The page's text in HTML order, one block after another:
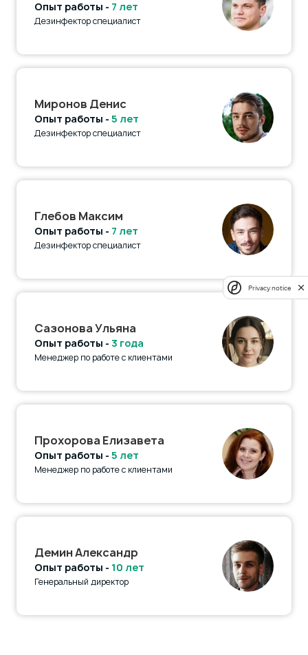
Опыт работы - 7 лет
Дезинфектор специалист
Миронов Денис
Опыт работы - 5 лет
Дезинфектор специалист
Глебов Максим
Опыт работы - 7 лет
Дезинфектор специалист
Сазонова Ульяна
Опыт работы - 3 года
Менеджер по работе с клиентами
Прохорова Елизавета
Опыт работы - 5 лет
Менеджер по работе с клиентами
Демин Александр
Опыт работы - 10 лет
Генеральный директор
Privacy notice